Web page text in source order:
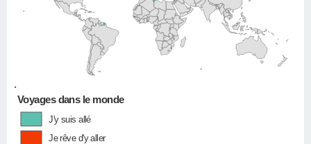
•
Voyages dans le monde
J'y suis allé
Je rêve d'y aller